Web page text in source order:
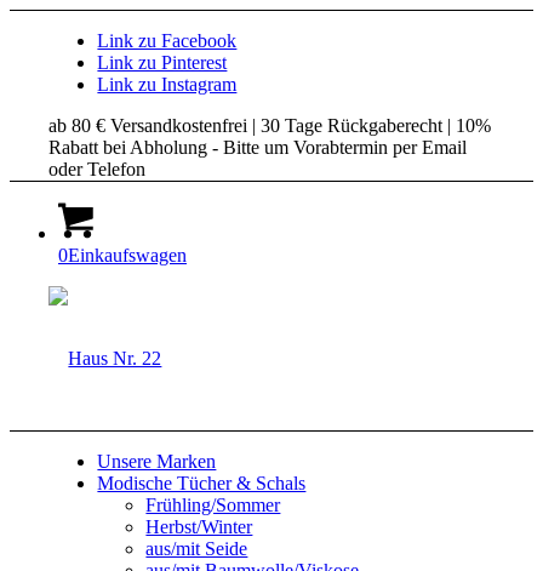
Link zu Facebook
Link zu Pinterest
Link zu Instagram
ab 80 € Versandkostenfrei | 30 Tage Rückgaberecht | 10%
Rabatt bei Abholung - Bitte um Vorabtermin per Email
oder Telefon
0Einkaufswagen
Unsere Marken
Modische Tücher & Schals
Frühling/Sommer
Herbst/Winter
aus/mit Seide